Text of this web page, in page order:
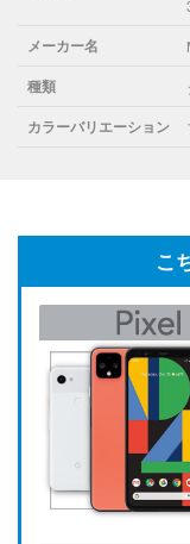
メーカー名
種類
カラーバリエーション
こ